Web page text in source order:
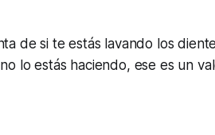
de si te estás lavando los
lo estás haciendo, ese es un